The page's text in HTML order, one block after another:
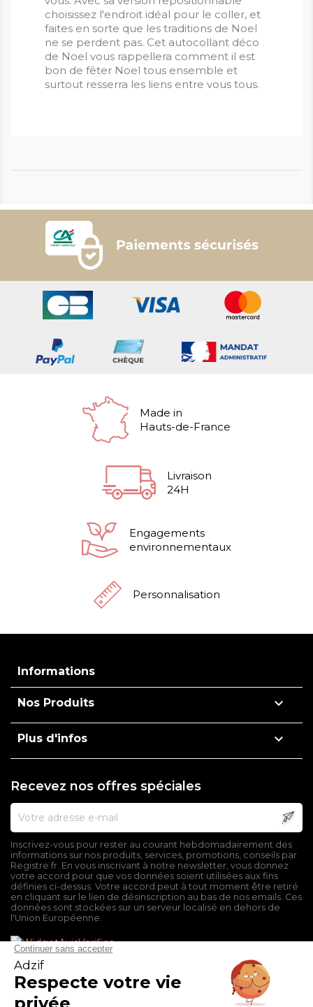
choisissez l'endroit idéal pour le coller, et
faites en sorte que les traditions de Noel
ne se perdent pas. Cet autocollant déco
de Noel vous rappellera comment il est
bon de fêter Noel tous ensemble et
surtout resserra les liens entre vous tous.
Made in
Hauts-de-France
Livraison
24H
Engagements
environnementaux
Personnalisation
Informations
Nos Produits 
Plus d'infos 
Recevez nos offres spéciales
Inscrivez-vous pour rester au courant hebdomadairement des
informations sur nos produits, services, promotions, conseils par
Registre.fr. En vous inscrivant à notre newsletter, vous donnez
votre accord pour que vos données soient utilisées aux fins
définies ci-dessus. Votre accord peut à tout moment être retiré
en cliquant sur le lien de désinscription au bas de nos emails. Ces
données sont stockées sur un serveur localisé en dehors de
l'Union Européenne.